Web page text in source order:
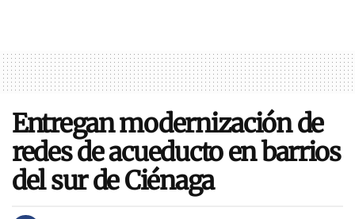
Entregan modernización de
redes de acueducto en barrios
del sur de Ciénaga